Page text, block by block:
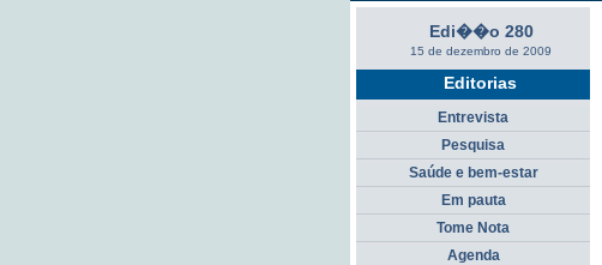
Edi��o 280
15 de dezembro de 2009
Editorias
Entrevista
Pesquisa
Saúde e bem-estar
Em pauta
Tome Nota
Agenda